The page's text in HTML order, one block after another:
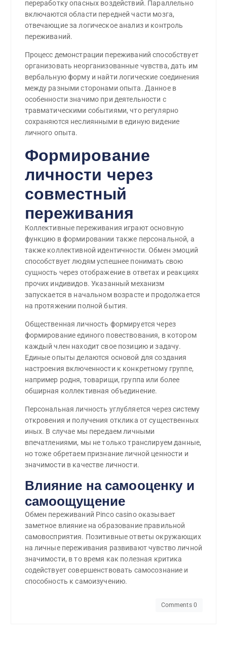
переработку опасных воздействий. Параллельно
включаются области передней части мозга,
отвечающие за логическое анализ и контроль
переживаний.
Процесс демонстрации переживаний способствует
организовать неорганизованные чувства, дать им
вербальную форму и найти логические соединения
между разными сторонами опыта. Данное в
особенности значимо при деятельности с
травматическими событиями, что регулярно
сохраняются неслиянными в единую видение
личного опыта.
Формирование
личности через
совместный
переживания
Коллективные переживания играют основную
функцию в формировании также персональной, а
также коллективной идентичности. Обмен эмоций
способствует людям успешнее понимать свою
сущность через отображение в ответах и реакциях
прочих индивидов. Указанный механизм
запускается в начальном возрасте и продолжается
на протяжении полной бытия.
Общественная личность формируется через
формирование единого повествования, в котором
каждый член находит свое позицию и задачу.
Единые опыты делаются основой для создания
настроения включенности к конкретному группе,
например родня, товарищи, группа или более
обширная коллективная объединение.
Персональная личность углубляется через систему
откровения и получения отклика от существенных
иных. В случае мы передаем личными
впечатлениями, мы не только транслируем данные,
но тоже обретаем признание личной ценности и
значимости в качестве личности.
Влияние на самооценку и
самоощущение
Обмен переживаний Pinco casino оказывает
заметное влияние на образование правильной
самовосприятия. Позитивные ответы окружающих
на личные переживания развивают чувство личной
значимости, в то время как полезная критика
содействует совершенствовать самосознание и
способность к самоизучению.
Comments 0